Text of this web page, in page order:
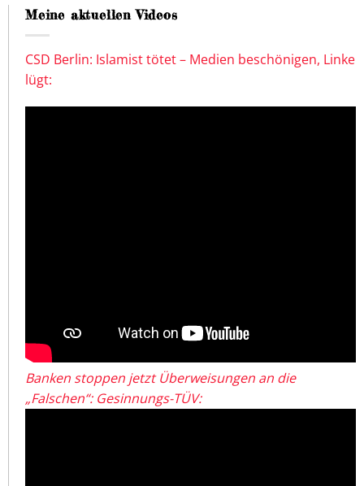
Meine aktuellen Videos
CSD Berlin: Islamist tötet – Medien beschönigen, Linke
lügt:
Banken stoppen jetzt Überweisungen an die
„Falschen“: Gesinnungs-TÜV: